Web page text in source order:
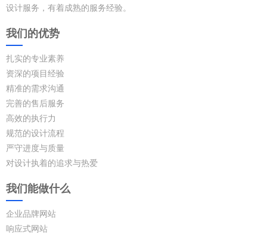
设计服务，有着成熟的服务经验。
我们的优势
扎实的专业素养
资深的项目经验
精准的需求沟通
完善的售后服务
高效的执行力
规范的设计流程
严守进度与质量
对设计执着的追求与热爱
我们能做什么
企业品牌网站
响应式网站